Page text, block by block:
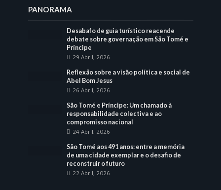
PANORAMA
Desabafo de guia turístico reacende
debate sobre governação em São Tomé e
Príncipe
29 Abril, 2026
Reflexão sobre a visão política e social de
Abel Bom Jesus
26 Abril, 2026
São Tomé e Príncipe: Um chamado à
responsabilidade colectiva e ao
compromisso nacional
24 Abril, 2026
São Tomé aos 491 anos: entre a memória
de uma cidade exemplar e o desafio de
reconstruir o futuro
22 Abril, 2026